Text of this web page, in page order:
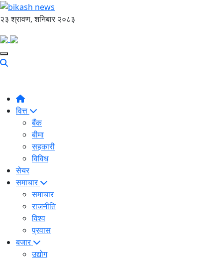
२३ श्रावण, शनिबार २०८३
वित्त
बैंक
बीमा
सहकारी
विविध
सेयर
समाचार
समाचार
राजनीति
विश्व
प्रवास
बजार
उद्योग